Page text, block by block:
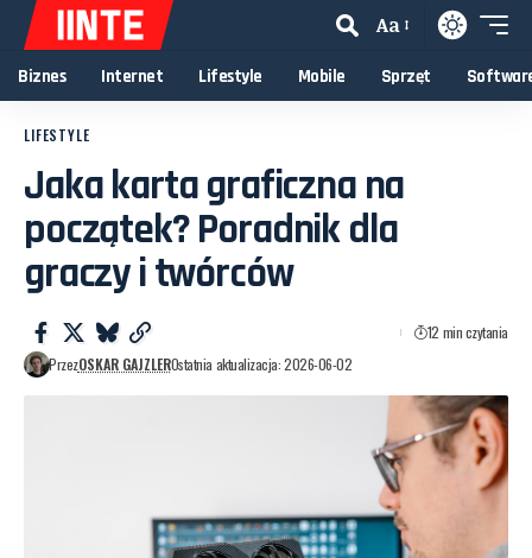
Aa
Biznes Internet Lifestyle Mobile Sprzęt
LIFESTYLE
Jaka karta graficzna na
początek? Poradnik dla
graczy i twórców
PrzezOSKAR GAJZLEROstatnia aktualizacja: 2026-06-02
12 min czytania